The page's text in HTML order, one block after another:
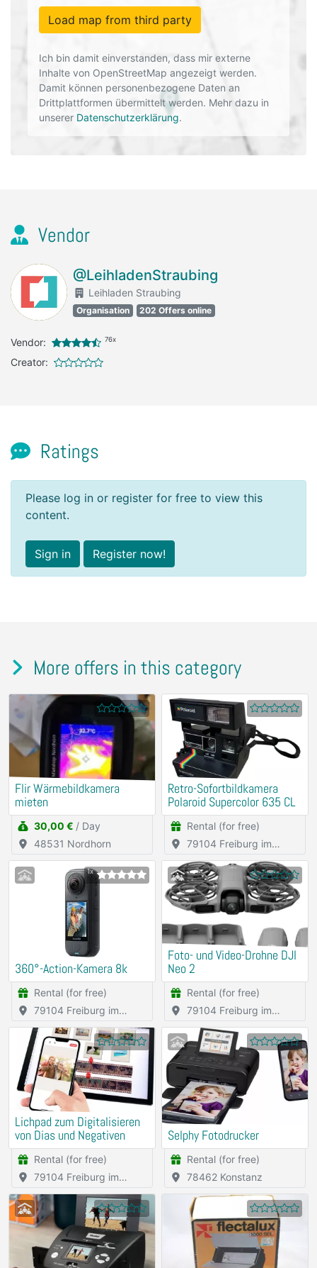
Load map from third party
Ich bin damit einverstanden, dass mir externe
Inhalte von OpenStreetMap angezeigt werden.
Damit können personenbezogene Daten an
Drittplattformen übermittelt werden. Mehr dazu in
unserer Datenschutzerklärung.
Vendor
@LeihladenStraubing
Leihladen Straubing
Organisation 202 Offers online
Vendor: 76x
Creator:
Ratings
Please log in or register for free to view this
content.
Sign in Register now!
More offers in this category
Flir Wärmebildkamera
mieten
30,00 € / Day
48531 Nordhorn
Retro-Sofortbildkamera
Polaroid Supercolor 635 CL
Rental (for free)
Breisgau
1x
360°-Action-Kamera 8k
Rental (for free)
Breisgau
Foto- und Video-Drohne DJI
Neo 2
Rental (for free)
Breisgau
Lichpad zum Digitalisieren
von Dias und Negativen
Rental (for free)
Breisgau
Selphy Fotodrucker
Rental (for free)
78462 Konstanz